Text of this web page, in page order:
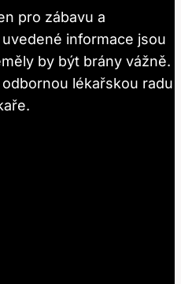
pro zábavu a
informace jsou
by být brány vážně.
lékařskou radu